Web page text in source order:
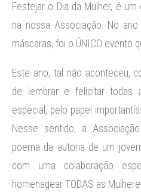
Festejar o Dia da Mulher, é
na nossa Associação. No
máscaras, foi o ÚNICO evento
Este ano, tal não aconteceu,
de lembrar e felicitar todas
especial, pelo papel
Nesse sentido, a
poema da autoria de um
com uma colaboração
homenagear TODAS as